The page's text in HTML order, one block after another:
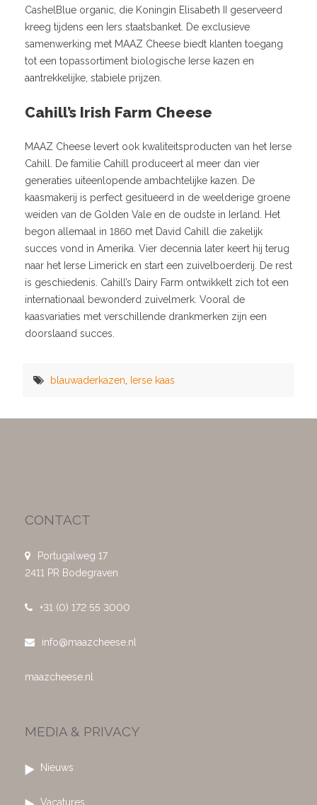
CashelBlue organic, die Koningin Elisabeth II geserveerd
kreeg tijdens een Iers staatsbanket. De exclusieve
samenwerking met MAAZ Cheese biedt klanten toegang
tot een topassortiment biologische Ierse kazen en
aantrekkelijke, stabiele prijzen.
Cahill’s Irish Farm Cheese
MAAZ Cheese levert ook kwaliteitsproducten van het Ierse
Cahill. De familie Cahill produceert al meer dan vier
generaties uiteenlopende ambachtelijke kazen. De
kaasmakerij is perfect gesitueerd in de weelderige groene
weiden van de Golden Vale en de oudste in Ierland. Het
begon allemaal in 1860 met David Cahill die zakelijk
succes vond in Amerika. Vier decennia later keert hij terug
naar het Ierse Limerick en start een zuivelboerderij. De rest
is geschiedenis. Cahill’s Dairy Farm ontwikkelt zich tot een
internationaal bewonderd zuivelmerk. Vooral de
kaasvariaties met verschillende drankmerken zijn een
doorslaand succes.
blauwaderkazen, Ierse kaas
CONTACT
Portugalweg 17
2411 PR Bodegraven
+31 (0) 172 55 3000
info@maazcheese.nl
maazcheese.nl
MEDIA & PRIVACY
Nieuws
Vacatures